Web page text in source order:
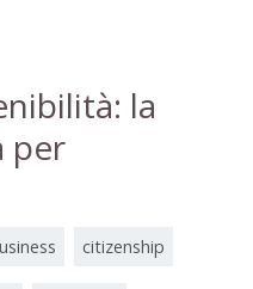
la
per
citizenship